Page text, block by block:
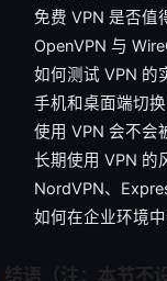
免费 VPN 是否值
OpenVPN 与
如何测试 VPN 的
手机和桌面端切
使用 VPN 会不会
长期使用 VPN 的
NordVPN、
如何在企业环境